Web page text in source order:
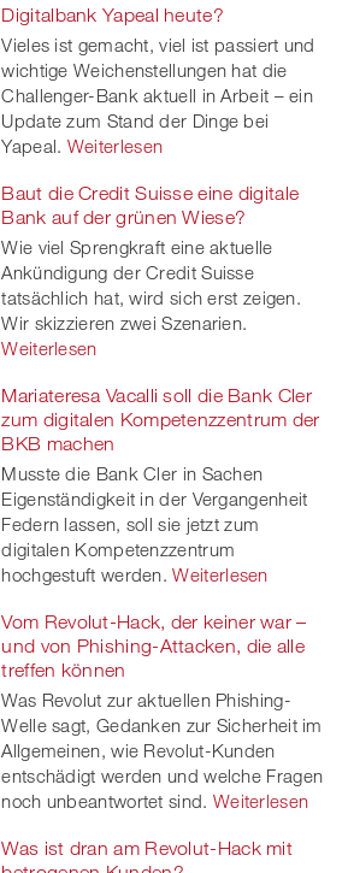
Digitalbank Yapeal heute?
Vieles ist gemacht, viel ist passiert und
wichtige Weichenstellungen hat die
Challenger-Bank aktuell in Arbeit – ein
Update zum Stand der Dinge bei
Yapeal. Weiterlesen
Baut die Credit Suisse eine digitale
Bank auf der grünen Wiese?
Wie viel Sprengkraft eine aktuelle
Ankündigung der Credit Suisse
tatsächlich hat, wird sich erst zeigen.
Wir skizzieren zwei Szenarien.
Weiterlesen
Mariateresa Vacalli soll die Bank Cler
zum digitalen Kompetenzzentrum der
BKB machen
Musste die Bank Cler in Sachen
Eigenständigkeit in der Vergangenheit
Federn lassen, soll sie jetzt zum
digitalen Kompetenzzentrum
hochgestuft werden. Weiterlesen
Vom Revolut-Hack, der keiner war –
und von Phishing-Attacken, die alle
treffen können
Was Revolut zur aktuellen Phishing-
Welle sagt, Gedanken zur Sicherheit im
Allgemeinen, wie Revolut-Kunden
entschädigt werden und welche Fragen
noch unbeantwortet sind. Weiterlesen
Was ist dran am Revolut-Hack mit